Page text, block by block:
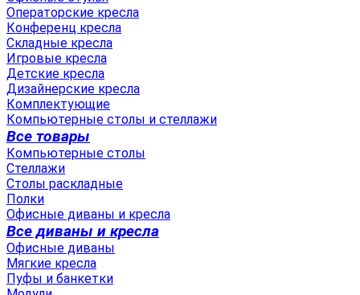
Операторские кресла
Конференц кресла
Складные кресла
Игровые кресла
Детские кресла
Дизайнерские кресла
Комплектующие
Компьютерные столы и стеллажи
Все товары
Компьютерные столы
Стеллажи
Столы раскладные
Полки
Офисные диваны и кресла
Все диваны и кресла
Офисные диваны
Мягкие кресла
Пуфы и банкетки